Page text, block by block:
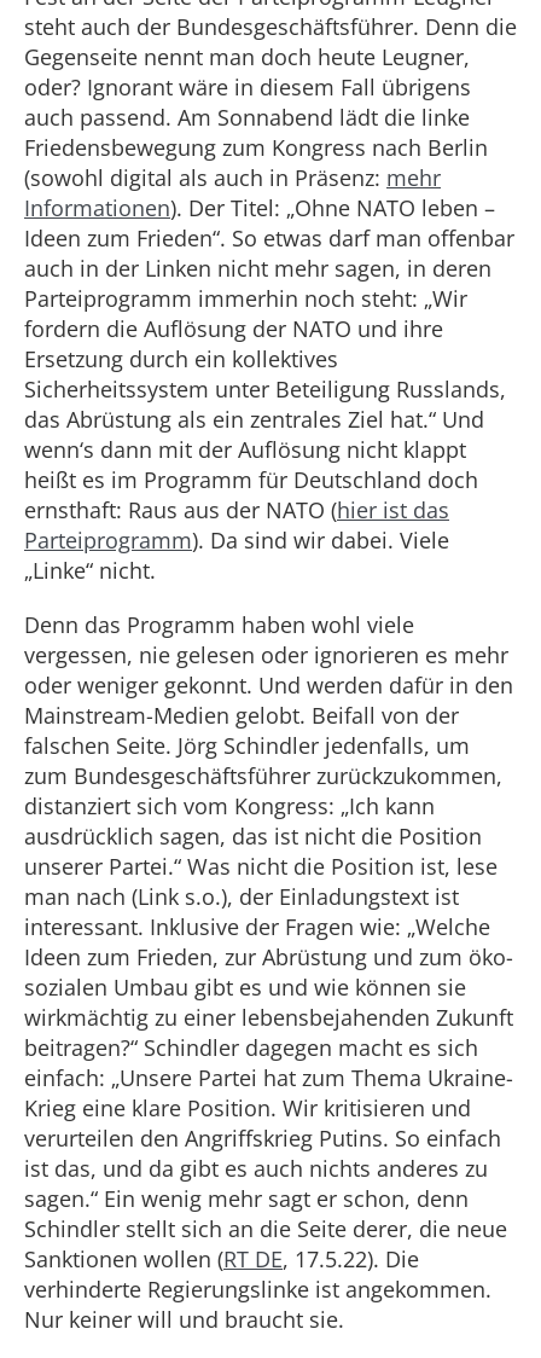
steht auch der Bundesgeschäftsführer. Denn die
Gegenseite nennt man doch heute Leugner,
oder? Ignorant wäre in diesem Fall übrigens
auch passend. Am Sonnabend lädt die linke
Friedensbewegung zum Kongress nach Berlin
(sowohl digital als auch in Präsenz: mehr
Informationen). Der Titel: „Ohne NATO leben –
Ideen zum Frieden“. So etwas darf man offenbar
auch in der Linken nicht mehr sagen, in deren
Parteiprogramm immerhin noch steht: „Wir
fordern die Auflösung der NATO und ihre
Ersetzung durch ein kollektives
Sicherheitssystem unter Beteiligung Russlands,
das Abrüstung als ein zentrales Ziel hat.“ Und
wenn‘s dann mit der Auflösung nicht klappt
heißt es im Programm für Deutschland doch
ernsthaft: Raus aus der NATO (hier ist das
Parteiprogramm). Da sind wir dabei. Viele
„Linke“ nicht.
Denn das Programm haben wohl viele
vergessen, nie gelesen oder ignorieren es mehr
oder weniger gekonnt. Und werden dafür in den
Mainstream-Medien gelobt. Beifall von der
falschen Seite. Jörg Schindler jedenfalls, um
zum Bundesgeschäftsführer zurückzukommen,
distanziert sich vom Kongress: „Ich kann
ausdrücklich sagen, das ist nicht die Position
unserer Partei.“ Was nicht die Position ist, lese
man nach (Link s.o.), der Einladungstext ist
interessant. Inklusive der Fragen wie: „Welche
Ideen zum Frieden, zur Abrüstung und zum öko-
sozialen Umbau gibt es und wie können sie
wirkmächtig zu einer lebensbejahenden Zukunft
beitragen?“ Schindler dagegen macht es sich
einfach: „Unsere Partei hat zum Thema Ukraine-
Krieg eine klare Position. Wir kritisieren und
verurteilen den Angriffskrieg Putins. So einfach
ist das, und da gibt es auch nichts anderes zu
sagen.“ Ein wenig mehr sagt er schon, denn
Schindler stellt sich an die Seite derer, die neue
Sanktionen wollen (RT DE, 17.5.22). Die
verhinderte Regierungslinke ist angekommen.
Nur keiner will und braucht sie.